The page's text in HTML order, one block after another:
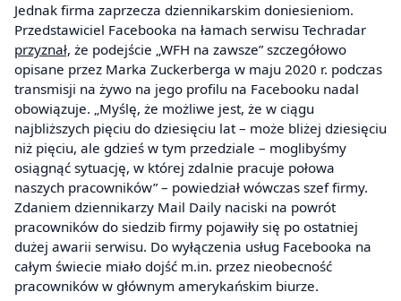
Jednak firma zaprzecza dziennikarskim doniesieniom.
Przedstawiciel Facebooka na łamach serwisu Techradar
przyznał, że podejście „WFH na zawsze” szczegółowo
opisane przez Marka Zuckerberga w maju 2020 r. podczas
transmisji na żywo na jego profilu na Facebooku nadal
obowiązuje. „Myślę, że możliwe jest, że w ciągu
najbliższych pięciu do dziesięciu lat – może bliżej dziesięciu
niż pięciu, ale gdzieś w tym przedziale – moglibyśmy
osiągnąć sytuację, w której zdalnie pracuje połowa
naszych pracowników” – powiedział wówczas szef firmy.
Zdaniem dziennikarzy Mail Daily naciski na powrót
pracowników do siedzib firmy pojawiły się po ostatniej
dużej awarii serwisu. Do wyłączenia usług Facebooka na
całym świecie miało dojść m.in. przez nieobecność
pracowników w głównym amerykańskim biurze.